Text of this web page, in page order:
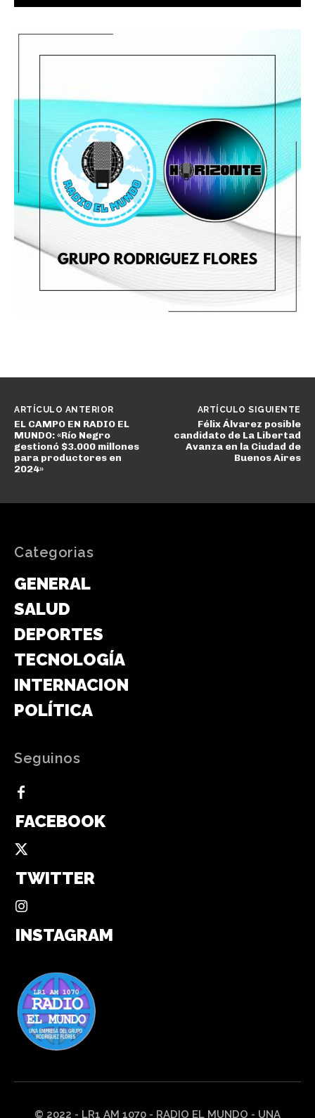
ARTÍCULO ANTERIOR
EL CAMPO EN RADIO EL
MUNDO: «Río Negro
gestionó $3.000 millones
para productores en
2024»
ARTÍCULO SIGUIENTE
Félix Álvarez posible
candidato de La Libertad
Avanza en la Ciudad de
Buenos Aires
Categorias
GENERAL
SALUD
DEPORTES
TECNOLOGÍA
INTERNACIONAL
POLÍTICA
Seguinos
FACEBOOK
TWITTER
INSTAGRAM
© 2022 - LR1 AM 1070 - RADIO EL MUNDO - UNA